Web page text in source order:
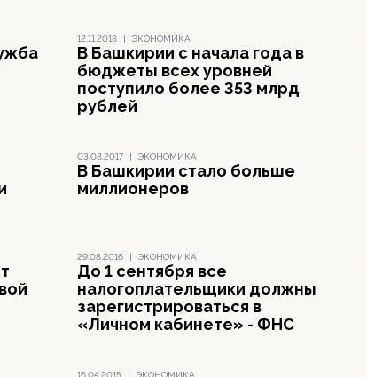
12.11.2018 | ЭКОНОМИКА
В Башкирии с начала года в
бюджеты всех уровней
поступило более 353 млрд
рублей
03.08.2017 | ЭКОНОМИКА
В Башкирии стало больше
миллионеров
29.08.2016 | ЭКОНОМИКА
До 1 сентября все
налогоплательщики должны
зарегистрироваться в
«Личном кабинете» - ФНС
16.04.2015 | ЭКОНОМИКА